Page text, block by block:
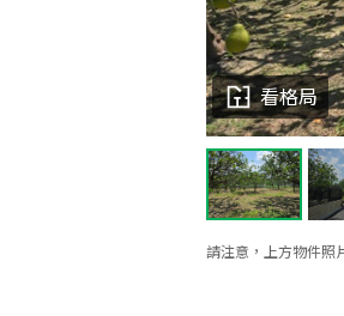
請注意，上方物件照
看格局